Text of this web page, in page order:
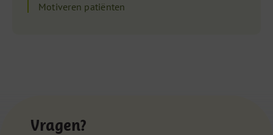
Motiveren patiënten
Vragen?